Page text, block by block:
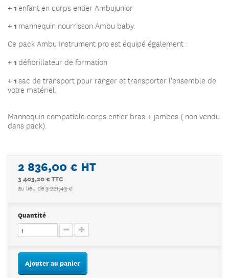
+ 1enfant en corps entier Ambujunior
+ 1 mannequin nourrisson Ambu baby.
Ce pack Ambu Instrument pro est équipé également :
+ 1défibrillateur de formation
+ 1sac de transport pour ranger et transporter l'ensemble de
votre matériel.
Mannequin compatible corps entier bras + jambes ( non vendu
dans pack).
2 836,00 € HT
3 403,20 € TTC
au lieu de3 221,43 €
Quantité
Ajouter au panier